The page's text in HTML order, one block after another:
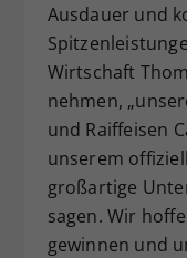
Ausdauer und
Wirtschaft
nehmen,
und Raiffeisen
unserem
großartige
sagen. Wir
gewinnen und